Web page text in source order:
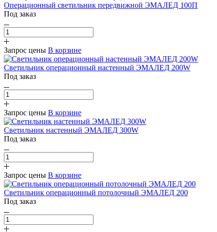
Операционный светильник передвижной ЭМАЛЕД 100П
Под заказ
Запрос цены В корзине
Светильник операционный настенный ЭМАЛЕД 200W
Под заказ
Запрос цены В корзине
Светильник настенный ЭМАЛЕД 300W
Под заказ
Запрос цены В корзине
Светильник операционный потолочный ЭМАЛЕД 200
Под заказ